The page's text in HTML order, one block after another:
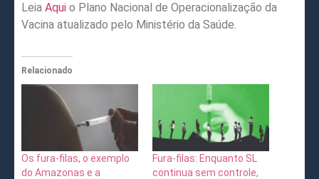
Leia Aqui o Plano Nacional de Operacionalização da
Vacina atualizado pelo Ministério da Saúde.
Relacionado
Os fura-filas, o exemplo
do Amazonas e a
Fura-filas: Enquanto SL
continua sem controle,